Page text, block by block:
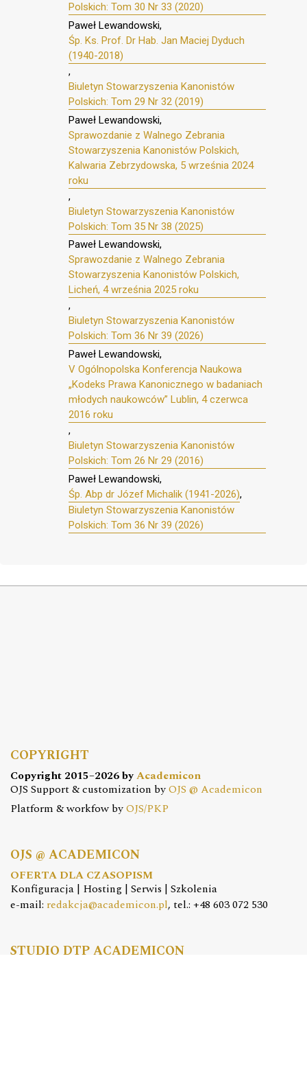
Polskich: Tom 30 Nr 33 (2020)
Paweł Lewandowski,
Śp. Ks. Prof. Dr Hab. Jan Maciej Dyduch
(1940-2018)
,
Biuletyn Stowarzyszenia Kanonistów
Polskich: Tom 29 Nr 32 (2019)
Paweł Lewandowski,
Sprawozdanie z Walnego Zebrania
Stowarzyszenia Kanonistów Polskich,
Kalwaria Zebrzydowska, 5 września 2024
roku
,
Biuletyn Stowarzyszenia Kanonistów
Polskich: Tom 35 Nr 38 (2025)
Paweł Lewandowski,
Sprawozdanie z Walnego Zebrania
Stowarzyszenia Kanonistów Polskich,
Licheń, 4 września 2025 roku
,
Biuletyn Stowarzyszenia Kanonistów
Polskich: Tom 36 Nr 39 (2026)
Paweł Lewandowski,
V Ogólnopolska Konferencja Naukowa
„Kodeks Prawa Kanonicznego w badaniach
młodych naukowców” Lublin, 4 czerwca
2016 roku
,
Biuletyn Stowarzyszenia Kanonistów
Polskich: Tom 26 Nr 29 (2016)
Paweł Lewandowski,
Śp. Abp dr Józef Michalik (1941-2026),
Biuletyn Stowarzyszenia Kanonistów
Polskich: Tom 36 Nr 39 (2026)
COPYRIGHT
Copyright 2015–2026 byAcademicon
OJS Support & customization byOJS @ Academicon
Platform & workfow byOJS/PKP
OJS @ ACADEMICON
OFERTA DLA CZASOPISM
Konfiguracja | Hosting | Serwis | Szkolenia
e-mail: redakcja@academicon.pl, tel.: +48 603 072 530
STUDIO DTP ACADEMICON